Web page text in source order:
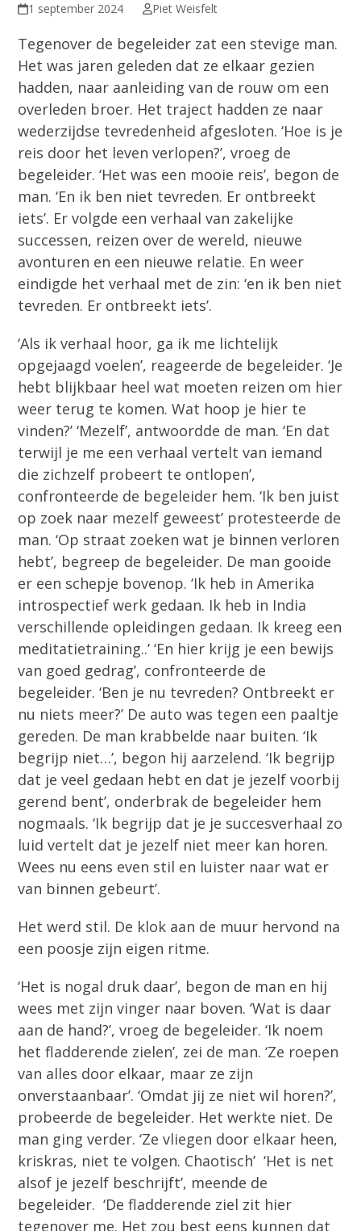
1 september 2024 Piet Weisfelt
Tegenover de begeleider zat een stevige man.
Het was jaren geleden dat ze elkaar gezien
hadden, naar aanleiding van de rouw om een
overleden broer. Het traject hadden ze naar
wederzijdse tevredenheid afgesloten. ‘Hoe is je
reis door het leven verlopen?’, vroeg de
begeleider. ‘Het was een mooie reis’, begon de
man. ‘En ik ben niet tevreden. Er ontbreekt
iets’. Er volgde een verhaal van zakelijke
successen, reizen over de wereld, nieuwe
avonturen en een nieuwe relatie. En weer
eindigde het verhaal met de zin: ‘en ik ben niet
tevreden. Er ontbreekt iets’.
‘Als ik verhaal hoor, ga ik me lichtelijk
opgejaagd voelen’, reageerde de begeleider. ‘Je
hebt blijkbaar heel wat moeten reizen om hier
weer terug te komen. Wat hoop je hier te
vinden?’ ‘Mezelf’, antwoordde de man. ‘En dat
terwijl je me een verhaal vertelt van iemand
die zichzelf probeert te ontlopen’,
confronteerde de begeleider hem. ‘Ik ben juist
op zoek naar mezelf geweest’ protesteerde de
man. ‘Op straat zoeken wat je binnen verloren
hebt’, begreep de begeleider. De man gooide
er een schepje bovenop. ‘Ik heb in Amerika
introspectief werk gedaan. Ik heb in India
verschillende opleidingen gedaan. Ik kreeg een
meditatietraining..’ ‘En hier krijg je een bewijs
van goed gedrag’, confronteerde de
begeleider. ‘Ben je nu tevreden? Ontbreekt er
nu niets meer?’ De auto was tegen een paaltje
gereden. De man krabbelde naar buiten. ‘Ik
begrijp niet…’, begon hij aarzelend. ‘Ik begrijp
dat je veel gedaan hebt en dat je jezelf voorbij
gerend bent’, onderbrak de begeleider hem
nogmaals. ‘Ik begrijp dat je je succesverhaal zo
luid vertelt dat je jezelf niet meer kan horen.
Wees nu eens even stil en luister naar wat er
van binnen gebeurt’.
Het werd stil. De klok aan de muur hervond na
een poosje zijn eigen ritme.
‘Het is nogal druk daar’, begon de man en hij
wees met zijn vinger naar boven. ‘Wat is daar
aan de hand?’, vroeg de begeleider. ‘Ik noem
het fladderende zielen’, zei de man. ‘Ze roepen
van alles door elkaar, maar ze zijn
onverstaanbaar’. ‘Omdat jij ze niet wil horen?’,
probeerde de begeleider. Het werkte niet. De
man ging verder. ‘Ze vliegen door elkaar heen,
kriskras, niet te volgen. Chaotisch’ ‘Het is net
alsof je jezelf beschrijft’, meende de
begeleider. ‘De fladderende ziel zit hier
tegenover me. Het zou best eens kunnen dat